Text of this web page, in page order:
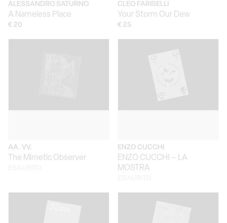
ALESSANDRO SATURNO
A Nameless Place
€ 20
CLEO FARISELLI
Your Storm Our Dew
€ 25
AA. VV.
The Mimetic Observer
ENZO CUCCHI
ENZO CUCCHI – LA
MOSTRA